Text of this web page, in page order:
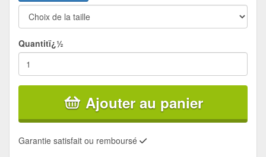
Quantitï¿½
Ajouter au panier
Garantie satisfait ou remboursé